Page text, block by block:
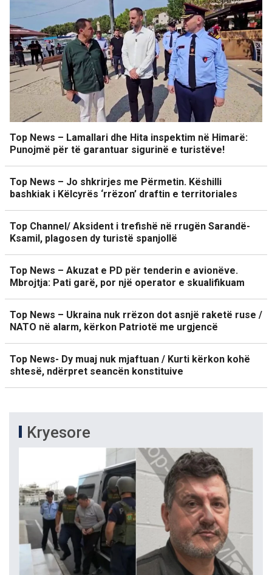
Top News – Lamallari dhe Hita inspektim në Himarë:
Punojmë për të garantuar sigurinë e turistëve!
Top News – Jo shkrirjes me Përmetin. Këshilli
bashkiak i Këlcyrës ‘rrëzon’ draftin e territoriales
Top Channel/ Aksident i trefishë në rrugën Sarandë-
Ksamil, plagosen dy turistë spanjollë
Top News – Akuzat e PD për tenderin e avionëve.
Mbrojtja: Pati garë, por një operator e skualifikuam
Top News – Ukraina nuk rrëzon dot asnjë raketë ruse /
NATO në alarm, kërkon Patriotë me urgjencë
Top News- Dy muaj nuk mjaftuan / Kurti kërkon kohë
shtesë, ndërpret seancën konstituive
Kryesore